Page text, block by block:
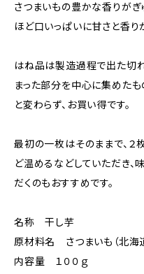
さつまいもの豊かな香りがぎ
ほど口いっぱいに甘さと香り
はね品は製造過程で出た切
まった部分を中心に集めたも
と変わらず、お買い得です。
最初の一枚はそのままで、２
ど温めるなどしていただき
だくのもおすすめです。
名称 干し芋
原材料名 さつまいも（北海
内容量 １００ｇ